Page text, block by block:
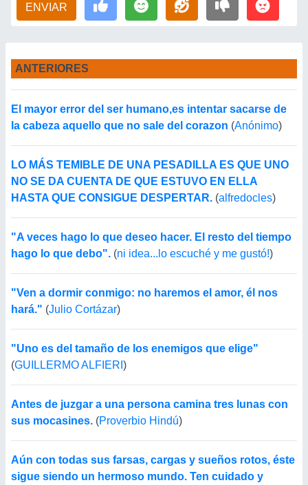
ENVIAR
ANTERIORES
El mayor error del ser humano,es intentar sacarse de
la cabeza aquello que no sale del corazon (Anónimo)
LO MÁS TEMIBLE DE UNA PESADILLA ES QUE UNO
NO SE DA CUENTA DE QUE ESTUVO EN ELLA
HASTA QUE CONSIGUE DESPERTAR. (alfredocles)
"A veces hago lo que deseo hacer. El resto del tiempo
hago lo que debo". (ni idea...lo escuché y me gustó!)
"Ven a dormir conmigo: no haremos el amor, él nos
hará." (Julio Cortázar)
"Uno es del tamaño de los enemigos que elige"
(GUILLERMO ALFIERI )
Antes de juzgar a una persona camina tres lunas con
sus mocasines. (Proverbio Hindú)
Aún con todas sus farsas, cargas y sueños rotos, éste
sigue siendo un hermoso mundo. Ten cuidado y